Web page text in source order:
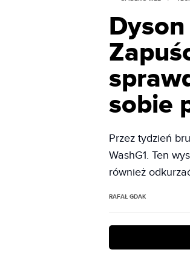
sobie
Przez tydzień
WashG1. Ten
również
RAFAŁ GDAK